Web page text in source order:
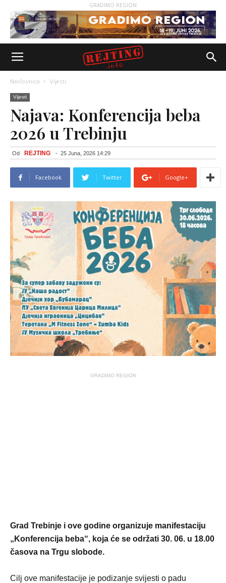
GRADIMO REGION
Naslovnica Vijesti
Vijesti
Najava: Konferencija beba
2026 u Trebinju
Od REJTING - 25 Juna, 2026 14:29
Facebook Twitter Google+
GRADIMO REGION
Grad Trebinje i ove godine organizuje manifestaciju
„Konferencija beba“, koja će se održati 30. 06. u 18.00
časova na Trgu slobode.
Cilj ove manifestacije je podizanje svijesti o padu